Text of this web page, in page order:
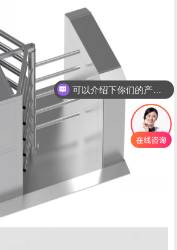
可以介绍下你们的产品么